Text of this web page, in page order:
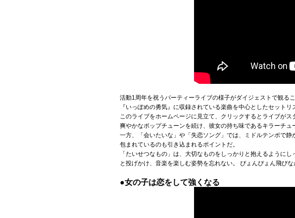
活動1周年を祝うパーティーライブの様子がダイジェストで観るこ
『いっぽめの勇気』に収録されている楽曲を中心としたセットリ
このライブをホームページに見立て、クリックするとライブが
爽やかなポップチューンを続け、彼女の持ち味であるキラーチュ
一方、「会いたいな」や「失恋ソング」では、ミドルテンポで
包まれているのも引き込まれるポイントだ。
「たいせつなもの」は、大切なものをしっかりと抱えるように
と投げかけ、音楽を楽しむ姿勢を忘れない。 ぴょんぴょん飛び
●女の子は恋をして強くなる